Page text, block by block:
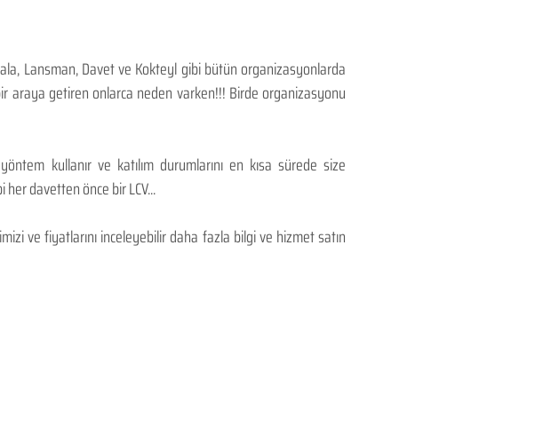
Lansman, Davet ve Kokteyl gibi bütün organizasyonlarda
araya getiren onlarca neden varken!!! Birde organizasyonu
kullanır ve katılım durumlarını en kısa sürede size
davetten önce bir LCV...
ve fiyatlarını inceleyebilir daha fazla bilgi ve hizmet satın